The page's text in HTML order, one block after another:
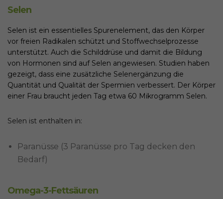
Selen
Selen ist ein essentielles Spurenelement, das den Körper
vor freien Radikalen schützt und Stoffwechselprozesse
unterstützt. Auch die Schilddrüse und damit die Bildung
von Hormonen sind auf Selen angewiesen. Studien haben
gezeigt, dass eine zusätzliche Selenergänzung die
Quantität und Qualität der Spermien verbessert. Der Körper
einer Frau braucht jeden Tag etwa 60 Mikrogramm Selen.
Selen ist enthalten in:
Paranüsse (3 Paranüsse pro Tag decken den
Bedarf)
Omega-3-Fettsäuren